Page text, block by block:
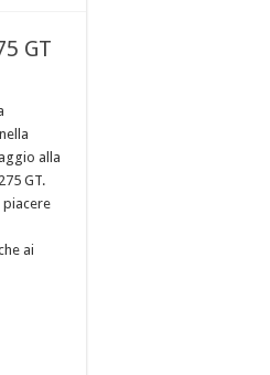
GT
alla
GT.
piacere
ai